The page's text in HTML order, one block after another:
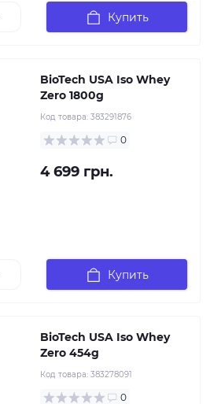
Купить
BioTech USA Iso Whey
Zero 1800g
Код товара: 383291876
0
4 699 грн.
Купить
BioTech USA Iso Whey
Zero 454g
Код товара: 383278091
0